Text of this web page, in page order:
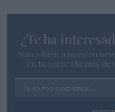
¿Te ha
Suscríbete a nuestro
en tu correo lo más
Tu correo electrónico...